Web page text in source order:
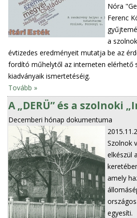
Nóra
Ferenc
a
évtizedes eredményeit mutatja be az
fordító műhelytől az interneten elérhető
kiadványaik ismertetéséig.
Tovább »
A „DERÜ” és a szolnoki
Decemberi hónap dokumentuma
Szolnok
elkészül
amely
egyesíti.